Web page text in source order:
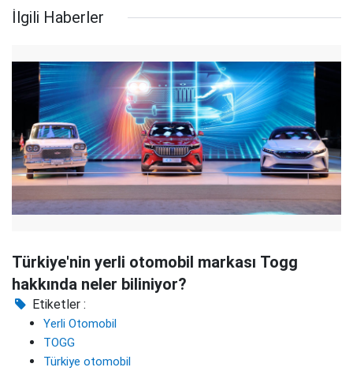
İlgili Haberler
Türkiye'nin yerli otomobil markası Togg
hakkında neler biliniyor?
Etiketler :
Yerli Otomobil
TOGG
Türkiye otomobil